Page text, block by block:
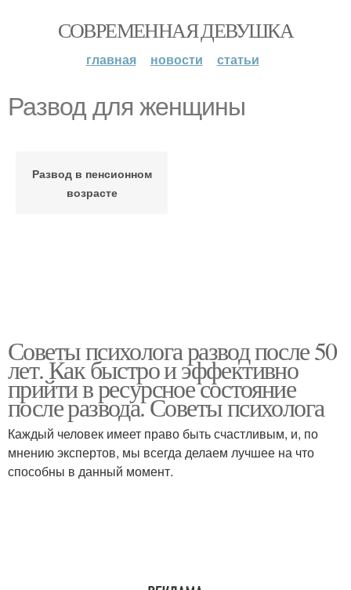
СОВРЕМЕННАЯ ДЕВУШКА
главная новости статьи
Развод для женщины
Развод в пенсионном
возрасте
Советы психолога развод после 50
лет. Как быстро и эффективно
прийти в ресурсное состояние
после развода. Советы психолога
Каждый человек имеет право быть счастливым, и, по
мнению экспертов, мы всегда делаем лучшее на что
способны в данный момент.